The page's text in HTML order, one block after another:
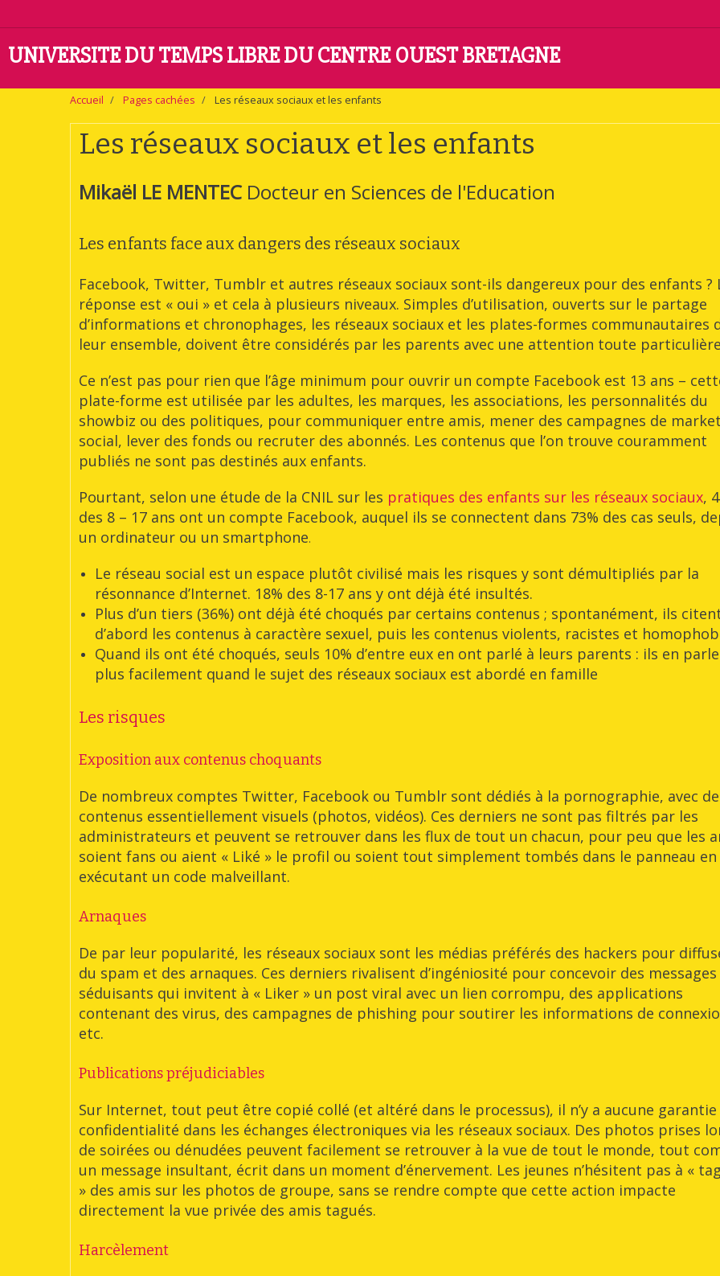
UNIVERSITE DU TEMPS LIBRE DU CENTRE OUEST BRETAGNE
Accueil Pages cachées Les réseaux sociaux et les enfants
Les réseaux sociaux et les enfants
Mikaël LE MENTEC Docteur en Sciences de l'Education
Les enfants face aux dangers des réseaux sociaux
Facebook, Twitter, Tumblr et autres réseaux sociaux sont-ils dangereux pour des enfants ?
réponse est « oui » et cela à plusieurs niveaux. Simples d’utilisation, ouverts sur le partage
d’informations et chronophages, les réseaux sociaux et les plates-formes communautaires
leur ensemble, doivent être considérés par les parents avec une attention toute
Ce n’est pas pour rien que l’âge minimum pour ouvrir un compte Facebook est 13 ans –
plate-forme est utilisée par les adultes, les marques, les associations, les personnalités du
showbiz ou des politiques, pour communiquer entre amis, mener des campagnes de
social, lever des fonds ou recruter des abonnés. Les contenus que l’on trouve couramment
publiés ne sont pas destinés aux enfants.
Pourtant, selon une étude de la CNIL sur les pratiques des enfants sur les réseaux sociaux,
des 8 – 17 ans ont un compte Facebook, auquel ils se connectent dans 73% des cas seuls,
un ordinateur ou un smartphone.
Le réseau social est un espace plutôt civilisé mais les risques y sont démultipliés par la
résonnance d’Internet. 18% des 8-17 ans y ont déjà été insultés.
Plus d’un tiers (36%) ont déjà été choqués par certains contenus ; spontanément, ils
d’abord les contenus à caractère sexuel, puis les contenus violents, racistes et
Quand ils ont été choqués, seuls 10% d’entre eux en ont parlé à leurs parents : ils en
plus facilement quand le sujet des réseaux sociaux est abordé en famille
Les risques
Exposition aux contenus choquants
De nombreux comptes Twitter, Facebook ou Tumblr sont dédiés à la pornographie, avec
contenus essentiellement visuels (photos, vidéos). Ces derniers ne sont pas filtrés par les
administrateurs et peuvent se retrouver dans les flux de tout un chacun, pour peu que les
soient fans ou aient « Liké » le profil ou soient tout simplement tombés dans le panneau en
exécutant un code malveillant.
Arnaques
De par leur popularité, les réseaux sociaux sont les médias préférés des hackers pour
du spam et des arnaques. Ces derniers rivalisent d’ingéniosité pour concevoir des messages
séduisants qui invitent à « Liker » un post viral avec un lien corrompu, des applications
contenant des virus, des campagnes de phishing pour soutirer les informations de
etc.
Publications préjudiciables
Sur Internet, tout peut être copié collé (et altéré dans le processus), il n’y a aucune garantie
confidentialité dans les échanges électroniques via les réseaux sociaux. Des photos prises
de soirées ou dénudées peuvent facilement se retrouver à la vue de tout le monde, tout
un message insultant, écrit dans un moment d’énervement. Les jeunes n’hésitent pas à «
» des amis sur les photos de groupe, sans se rendre compte que cette action impacte
directement la vue privée des amis tagués.
Harcèlement